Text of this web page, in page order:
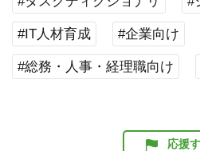
#IT人材育成 #企業向け
#総務・人事・経理職向け
応援